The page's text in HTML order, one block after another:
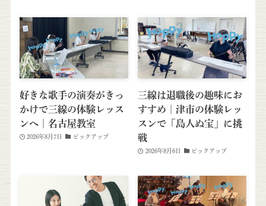
好きな歌手の演奏がきっ
かけで三線の体験レッス
ンへ｜名古屋教室
2026年8月7日 ピックアップ
三線は退職後の趣味にお
すすめ｜津市の体験レッ
スンで「島人ぬ宝」に挑
戦
2026年8月6日 ピックアップ